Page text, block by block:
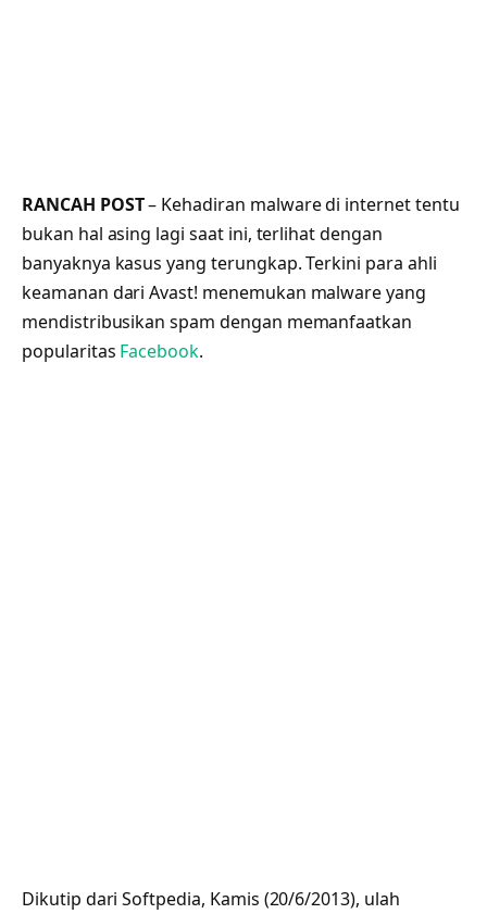
RANCAH POST– Kehadiran malware di internet tentu
bukan hal asing lagi saat ini, terlihat dengan
banyaknya kasus yang terungkap. Terkini para ahli
keamanan dari Avast! menemukan malware yang
mendistribusikan spam dengan memanfaatkan
popularitas Facebook.
Dikutip dari Softpedia, Kamis (20/6/2013), ulah